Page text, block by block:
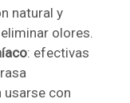
natural y
olores.
: efectivas
usarse con